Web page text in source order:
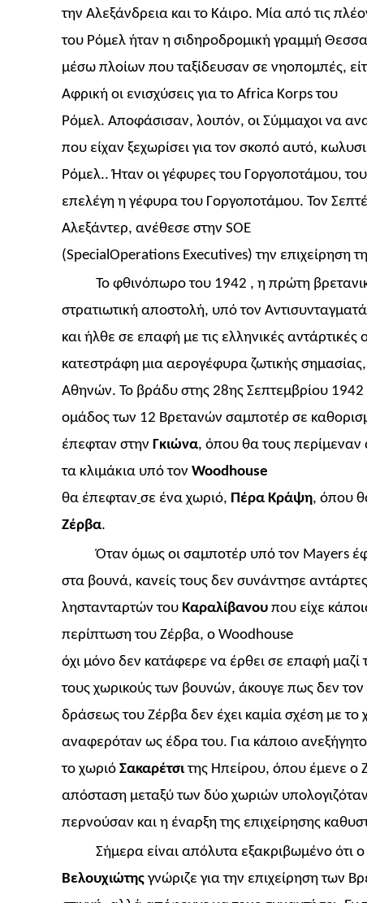
την Αλεξάνδρεια και το Κάιρο. Μία από τις
του Ρόμελ ήταν η σιδηροδρομική γραμμή
μέσω πλοίων που ταξίδευσαν σε νηοπομπές,
Αφρική οι ενισχύσεις για το Africa Korps του
Ρόμελ. Αποφάσισαν, λοιπόν, οι Σύμμαχοι να
που είχαν ξεχωρίσει για τον σκοπό αυτό,
Ρόμελ.. Ήταν οι γέφυρες του Γοργοποτάμου, του
επελέγη η γέφυρα του Γοργοποτάμου. Τον
Αλεξάντερ, ανέθεσε στην SOE
(SpecialOperations Executives) την επιχείρηση
Το φθινόπωρο του 1942 , η πρώτη
στρατιωτική αποστολή, υπό τον
και ήλθε σε επαφή με τις ελληνικές
κατεστράφη μια αερογέφυρα ζωτικής
Αθηνών. Το βράδυ στης 28ης Σεπτεμβρίου 1942
ομάδος των 12 Βρετανών σαμποτέρ σε
έπεφταν στην Γκιώνα, όπου θα τους περίμεναν
τα κλιμάκια υπό τον Woodhouse
θα έπεφταν σε ένα χωριό, Πέρα Κράψη, όπου
Ζέρβα.
Όταν όμως οι σαμποτέρ υπό τον Mayers
στα βουνά, κανείς τους δεν συνάντησε
ληστανταρτών του Καραλίβανου που είχε
περίπτωση του Ζέρβα, ο Woodhouse
όχι μόνο δεν κατάφερε να έρθει σε επαφή μαζί
τους χωρικούς των βουνών, άκουγε πως δεν
δράσεως του Ζέρβα δεν έχει καμία σχέση με
αναφερόταν ως έδρα του. Για κάποιο
το χωριό Σακαρέτσιτης Ηπείρου, όπου έμενε ο
απόσταση μεταξύ των δύο χωριών
περνούσαν και η έναρξη της επιχείρησης
Σήμερα είναι απόλυτα εξακριβωμένο ότι ο
Βελουχιώτης γνώριζε για την επιχείρηση των